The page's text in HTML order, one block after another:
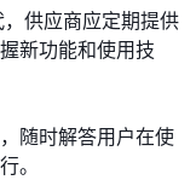
供应商应定期提供
新功能和使用技
随时解答用户在使
。